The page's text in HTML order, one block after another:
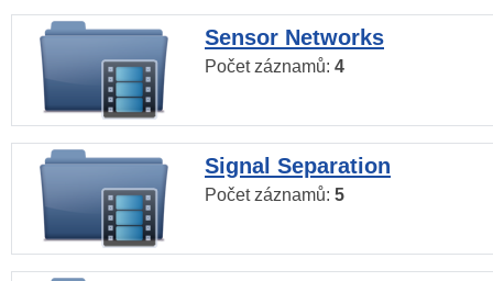
Sensor Networks
Počet záznamů: 4
Signal Separation
Počet záznamů: 5